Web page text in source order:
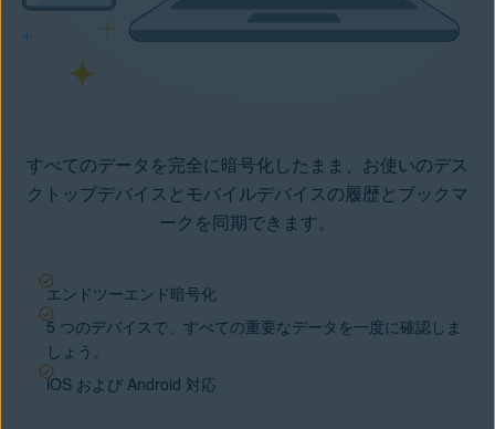
すべてのデータを完全に暗号化したまま、お使いのデス
クトップデバイスとモバイルデバイスの履歴とブックマ
ークを同期できます。
エンドツーエンド暗号化
5 つのデバイスで、すべての重要なデータを一度に確認しま
しょう。
iOS および Android 対応